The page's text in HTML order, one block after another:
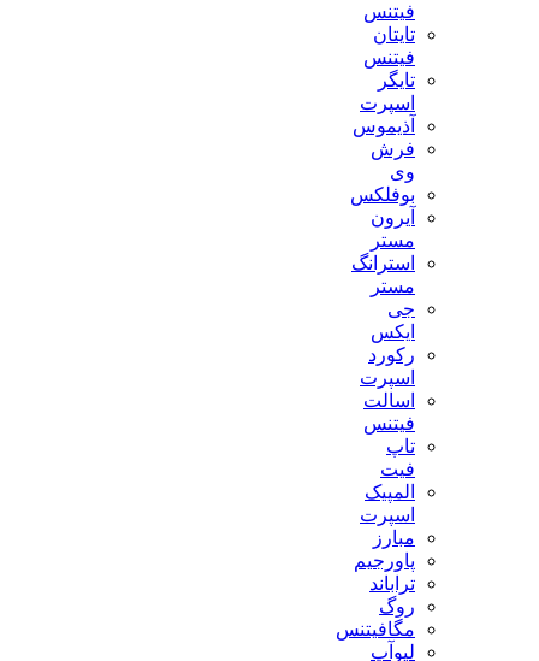
فیتنس
تایتان
فیتنس
تایگر
اسپرت
آذیموس
فرش
بوفلکس
آیرون
استرانگ
جی
رکورد
اسپرت
اسالت
فیتنس
تاپ
المپیک
اسپرت
مبارز
پاورجیم
تراباند
روگ
مگافیتنس
لیوآپ